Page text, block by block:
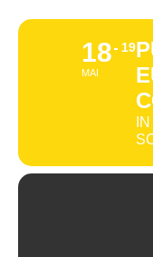
18
MAI
19